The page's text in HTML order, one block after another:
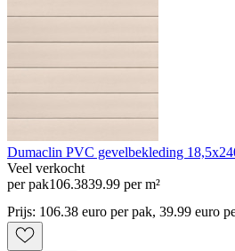
Dumaclin PVC gevelbekleding
Veel verkocht
per pak106.3839.99 per m²
Prijs: 106.38 euro per pak, 39.99 euro